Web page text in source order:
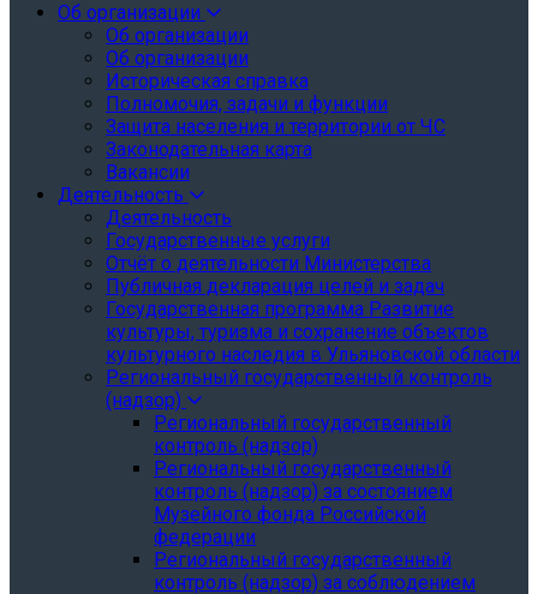
Об организации
Об организации
Об организации
Историческая справка
Полномочия, задачи и функции
Защита населения и территории от ЧС
Законодательная карта
Вакансии
Деятельность
Деятельность
Государственные услуги
Отчёт о деятельности Министерства
Публичная декларация целей и задач
Государственная программа Развитие
культуры, туризма и сохранение объектов
культурного наследия в Ульяновской области
Региональный государственный контроль
(надзор)
Региональный государственный
контроль (надзор)
Региональный государственный
контроль (надзор) за состоянием
Музейного фонда Российской
федерации
Региональный государственный
контроль (надзор) за соблюдением